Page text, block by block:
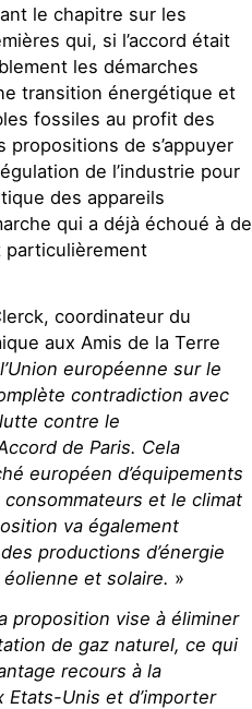
le chapitre sur les
qui, si l’accord était
les démarches
transition énergétique et
fossiles au profit des
de s’appuyer
de l’industrie pour
des appareils
qui a déjà échoué à de
particulièrement
coordinateur du
aux Amis de la Terre
européenne sur le
contradiction avec
contre le
de Paris. Cela
européen d’équipements
et le climat
va également
productions d’énergie
et solaire. »
proposition vise à éliminer
de gaz naturel, ce qui
recours à la
Etats-Unis et d’importer